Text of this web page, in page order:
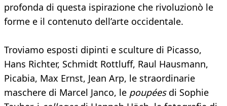
profonda di questa ispirazione che rivoluzionò le
forme e il contenuto dell’arte occidentale.
Troviamo esposti dipinti e sculture di Picasso,
Hans Richter, Schmidt Rottluff, Raul Hausmann,
Picabia, Max Ernst, Jean Arp, le straordinarie
maschere di Marcel Janco, le poupéesdi Sophie